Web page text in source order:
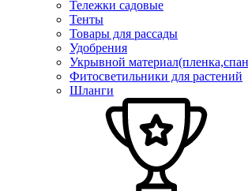
Тележки садовые
Тенты
Товары для рассады
Удобрения
Укрывной
Фитосветильники для растений
Шланги